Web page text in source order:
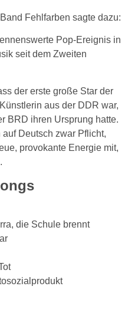
Fehlfarben sagte dazu:
Pop-Ereignis in
seit dem Zweiten
der erste große Star der
aus der DDR war,
BRD ihren Ursprung hatte.
Deutsch zwar Pflicht,
provokante Energie mit,
die Schule brennt